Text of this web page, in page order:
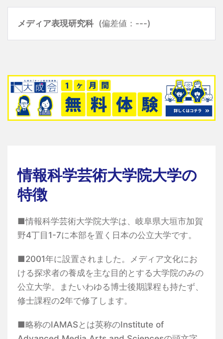
メディア表現研究科 (偏差値：---)
情報科学芸術大学院大学の
特徴
■情報科学芸術大学院大学は、岐阜県大垣市加賀
野4丁目1-7に本部を置く日本の公立大学です。
■2001年に設置されました。メディア文化にお
ける探求者の養成を主な目的とする大学院のみの
公立大学。またいわゆる博士後期課程も持たず、
修士課程の2年で修了します。
■略称のIAMASとは英称のInstitute of